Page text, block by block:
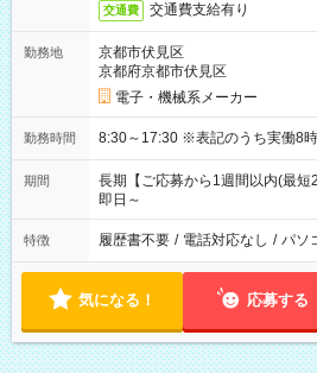
交通費 交通費支給有り
勤務地
京都市伏見区
京都府京都市伏見区
電子・機械系メーカー
勤務時間 8:30～17:30 ※表記のうち実働
期間
長期【ご応募から1週間以内(最短
即日～
特徴 履歴書不要 / 電話対応なし / パソ
気になる！ 応募する